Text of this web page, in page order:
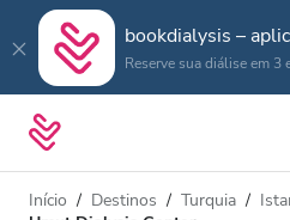
bookdialysis –
Reserve sua diálise em 3
Início Destinos Turquia